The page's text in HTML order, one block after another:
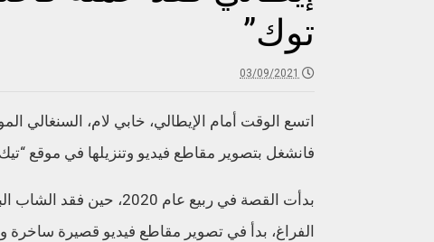
توك”
03/09/2021
اتسع الوقت أمام الإيطالي، خابي لام، السنغالي
فانشغل بتصوير مقاطع فيديو وتنزيلها في موقع
الفراغ، بدأ في تصوير مقاطع فيديو قصيرة ساخرة